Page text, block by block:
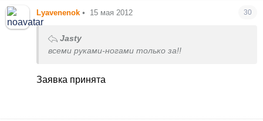
Lyavenenok • 15 мая 2012 30
Jasty
всеми руками-ногами только за!!
Заявка принята